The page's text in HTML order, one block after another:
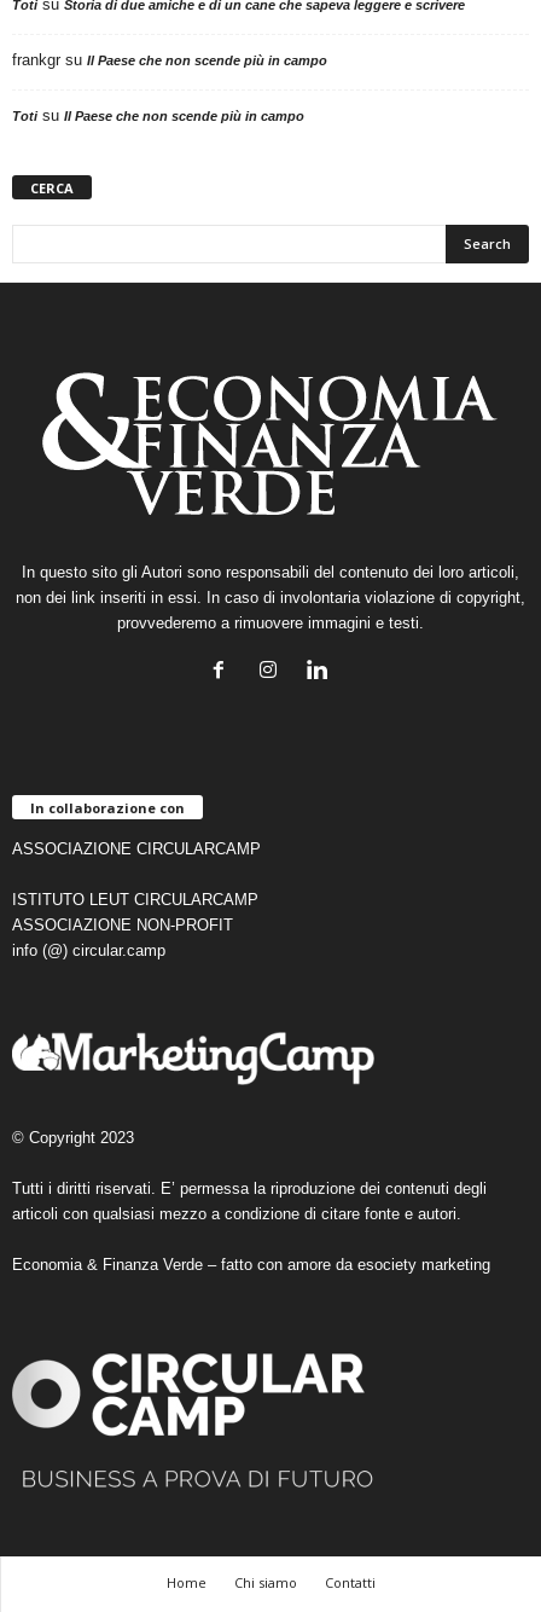
Totisu Storia di due amiche e di un cane che sapeva leggere e scrivere
frankgr su Il Paese che non scende più in campo
Totisu Il Paese che non scende più in campo
CERCA
In questo sito gli Autori sono responsabili del contenuto dei loro articoli,
non dei link inseriti in essi. In caso di involontaria violazione di copyright,
provvederemo a rimuovere immagini e testi.
In collaborazione con
ASSOCIAZIONE CIRCULARCAMP
ISTITUTO LEUT CIRCULARCAMP
ASSOCIAZIONE NON-PROFIT
info (@) circular.camp
© Copyright 2023
Tutti i diritti riservati. E’ permessa la riproduzione dei contenuti degli
articoli con qualsiasi mezzo a condizione di citare fonte e autori.
Economia & Finanza Verde – fatto con amore da esociety marketing
Home Chi siamo
Contatti